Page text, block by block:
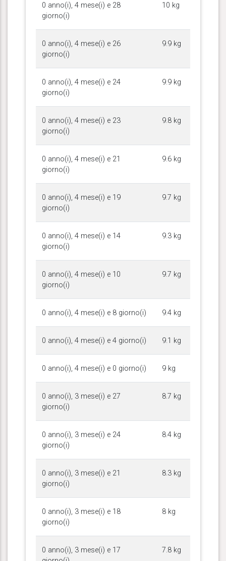
0 anno(i), 4 mese(i) e 28
giorno(i)
10 kg
0 anno(i), 4 mese(i) e 26
giorno(i)
9.9 kg
0 anno(i), 4 mese(i) e 24
giorno(i)
9.9 kg
0 anno(i), 4 mese(i) e 23
giorno(i)
9.8 kg
0 anno(i), 4 mese(i) e 21
giorno(i)
9.6 kg
0 anno(i), 4 mese(i) e 19
giorno(i)
9.7 kg
0 anno(i), 4 mese(i) e 14
giorno(i)
9.3 kg
0 anno(i), 4 mese(i) e 10
giorno(i)
9.7 kg
0 anno(i), 4 mese(i) e 8 giorno(i) 9.4 kg
0 anno(i), 4 mese(i) e 4 giorno(i) 9.1 kg
0 anno(i), 4 mese(i) e 0 giorno(i) 9 kg
0 anno(i), 3 mese(i) e 27
giorno(i)
8.7 kg
0 anno(i), 3 mese(i) e 24
giorno(i)
8.4 kg
0 anno(i), 3 mese(i) e 21
giorno(i)
8.3 kg
0 anno(i), 3 mese(i) e 18
giorno(i)
8 kg
0 anno(i), 3 mese(i) e 17
7.8 kg